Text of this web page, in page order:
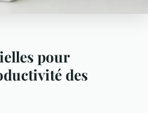
pour
des